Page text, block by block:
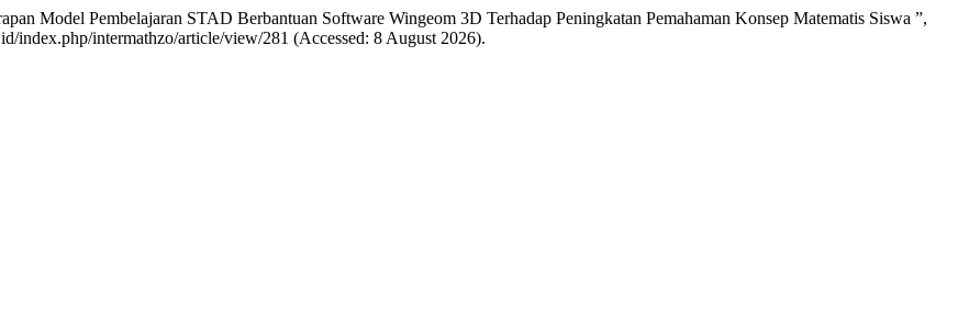
Model Pembelajaran STAD Berbantuan Software Wingeom 3D Terhadap Peningkatan Pemahaman Konsep Matematis Siswa ”,
index.php/intermathzo/article/view/281 (Accessed: 8 August 2026).